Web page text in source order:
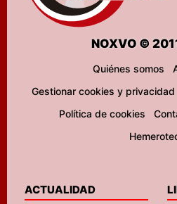
NOXVO ©
Quiénes somos
Gestionar cookies y privacidad
Política de cookies
ACTUALIDAD